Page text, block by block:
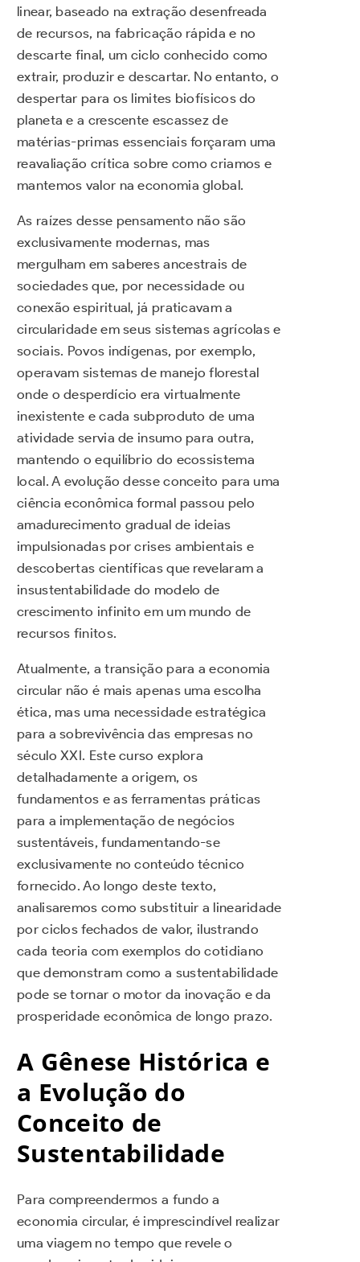
linear, baseado na extração desenfreada
de recursos, na fabricação rápida e no
descarte final, um ciclo conhecido como
extrair, produzir e descartar. No entanto, o
despertar para os limites biofísicos do
planeta e a crescente escassez de
matérias-primas essenciais forçaram uma
reavaliação crítica sobre como criamos e
mantemos valor na economia global.
As raízes desse pensamento não são
exclusivamente modernas, mas
mergulham em saberes ancestrais de
sociedades que, por necessidade ou
conexão espiritual, já praticavam a
circularidade em seus sistemas agrícolas e
sociais. Povos indígenas, por exemplo,
operavam sistemas de manejo florestal
onde o desperdício era virtualmente
inexistente e cada subproduto de uma
atividade servia de insumo para outra,
mantendo o equilíbrio do ecossistema
local. A evolução desse conceito para uma
ciência econômica formal passou pelo
amadurecimento gradual de ideias
impulsionadas por crises ambientais e
descobertas científicas que revelaram a
insustentabilidade do modelo de
crescimento infinito em um mundo de
recursos finitos.
Atualmente, a transição para a economia
circular não é mais apenas uma escolha
ética, mas uma necessidade estratégica
para a sobrevivência das empresas no
século XXI. Este curso explora
detalhadamente a origem, os
fundamentos e as ferramentas práticas
para a implementação de negócios
sustentáveis, fundamentando-se
exclusivamente no conteúdo técnico
fornecido. Ao longo deste texto,
analisaremos como substituir a linearidade
por ciclos fechados de valor, ilustrando
cada teoria com exemplos do cotidiano
que demonstram como a sustentabilidade
pode se tornar o motor da inovação e da
prosperidade econômica de longo prazo.
A Gênese Histórica e
a Evolução do
Conceito de
Sustentabilidade
Para compreendermos a fundo a
economia circular, é imprescindível realizar
uma viagem no tempo que revele o